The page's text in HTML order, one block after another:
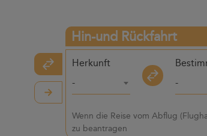
Hin-und Rückfahrt
Herkunft
-
-
Wenn die Reise vom Abflug
zu beantragen